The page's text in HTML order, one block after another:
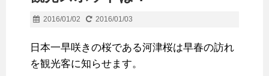
2016/01/02 2016/01/03
日本一早咲きの桜である河津桜は早春の訪れ
を観光客に知らせます。